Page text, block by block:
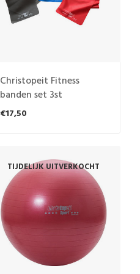
Christopeit Fitness
banden set 3st
€17,50
TIJDELIJK UITVERKOCHT